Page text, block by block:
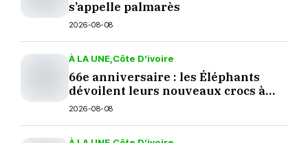
s’appelle palmarès
2026-08-08
À LA UNE Côte D’ivoire
66e anniversaire : les Éléphants
dévoilent leurs nouveaux crocs à
Yopougon
2026-08-08